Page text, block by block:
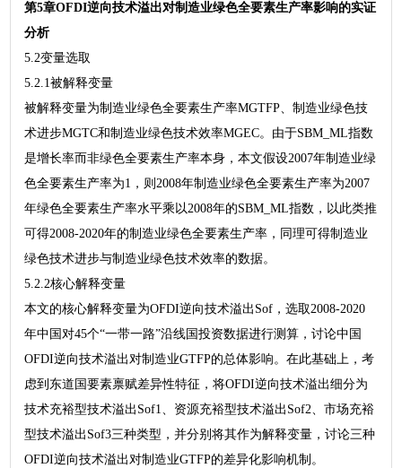
第5章OFDI逆向技术溢出对制造业绿色全要素生产率影响的实证
分析
5.2变量选取
5.2.1被解释变量
被解释变量为制造业绿色全要素生产率MGTFP、制造业绿色技
术进步MGTC和制造业绿色技术效率MGEC。由于SBM_ML指数
是增长率而非绿色全要素生产率本身，本文假设2007年制造业绿
色全要素生产率为1，则2008年制造业绿色全要素生产率为2007
年绿色全要素生产率水平乘以2008年的SBM_ML指数，以此类推
可得2008-2020年的制造业绿色全要素生产率，同理可得制造业
绿色技术进步与制造业绿色技术效率的数据。
5.2.2核心解释变量
本文的核心解释变量为OFDI逆向技术溢出Sof，选取2008-2020
年中国对45个“一带一路”沿线国投资数据进行测算，讨论中国
OFDI逆向技术溢出对制造业GTFP的总体影响。在此基础上，考
虑到东道国要素禀赋差异性特征，将OFDI逆向技术溢出细分为
技术充裕型技术溢出Sof1、资源充裕型技术溢出Sof2、市场充裕
型技术溢出Sof3三种类型，并分别将其作为解释变量，讨论三种
OFDI逆向技术溢出对制造业GTFP的差异化影响机制。